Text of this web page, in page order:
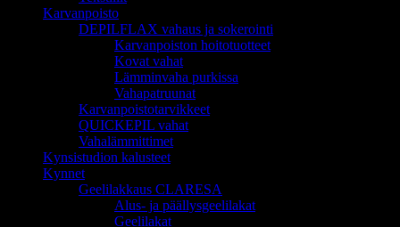
Karvanpoisto
DEPILFLAX vahaus ja sokerointi
Karvanpoiston hoitotuotteet
Kovat vahat
Lämminvaha purkissa
Vahapatruunat
Karvanpoistotarvikkeet
QUICKEPIL vahat
Vahalämmittimet
Kynsistudion kalusteet
Kynnet
Geelilakkaus CLARESA
Alus- ja päällysgeelilakat
Geelilakat